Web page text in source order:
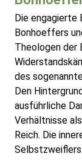
Die engagierte
Bonhoeffers
Theologen der
des
Den
ausführliche
Verhältnisse
Reich. Die